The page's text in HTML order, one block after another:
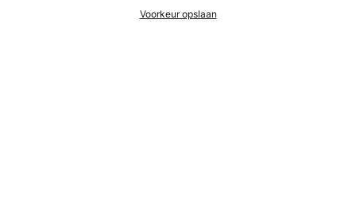
Voorkeur opslaan